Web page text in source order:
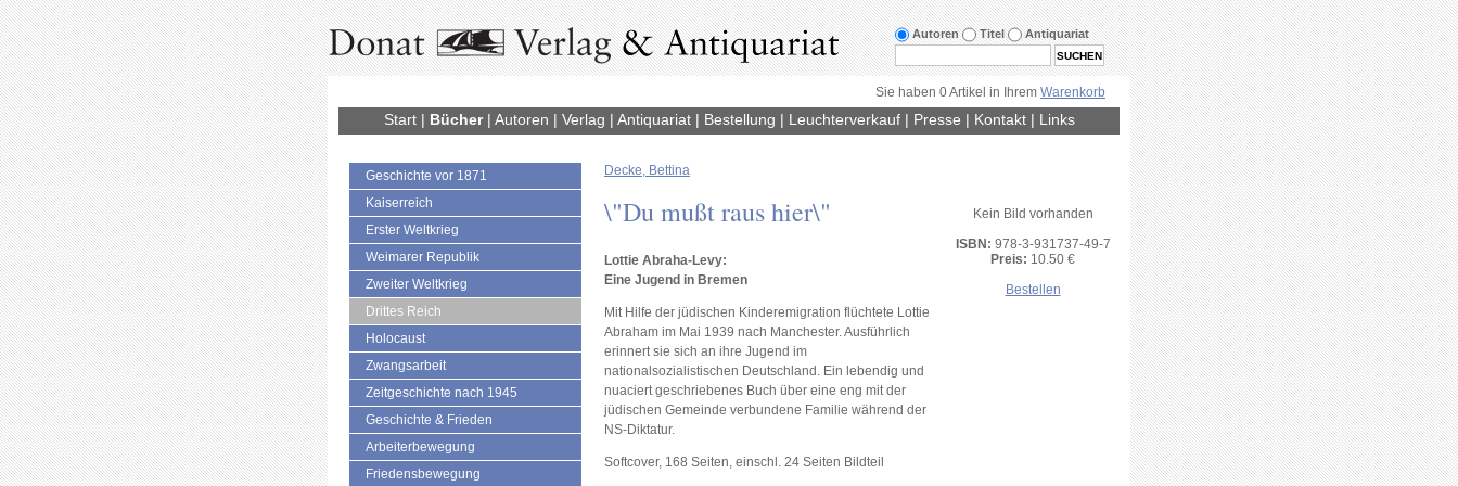
Autoren Titel Antiquariat
Sie haben 0 Artikel in Ihrem Warenkorb
Start| Bücher| Autoren | Verlag | Antiquariat| Bestellung | Leuchterverkauf| Presse | Kontakt| Links
Geschichte vor 1871
Kaiserreich
Erster Weltkrieg
Weimarer Republik
Zweiter Weltkrieg
Drittes Reich
Holocaust
Zwangsarbeit
Zeitgeschichte nach 1945
Geschichte & Frieden
Arbeiterbewegung
Friedensbewegung
Decke, Bettina
\"Du mußt raus hier\"
Lottie Abraha-Levy:
Eine Jugend in Bremen
Mit Hilfe der jüdischen Kinderemigration flüchtete Lottie
Abraham im Mai 1939 nach Manchester. Ausführlich
erinnert sie sich an ihre Jugend im
nationalsozialistischen Deutschland. Ein lebendig und
nuaciert geschriebenes Buch über eine eng mit der
jüdischen Gemeinde verbundene Familie während der
NS-Diktatur.
Softcover, 168 Seiten, einschl. 24 Seiten Bildteil
Kein Bild vorhanden
ISBN: 978-3-931737-49-7
Preis: 10.50 €
Bestellen